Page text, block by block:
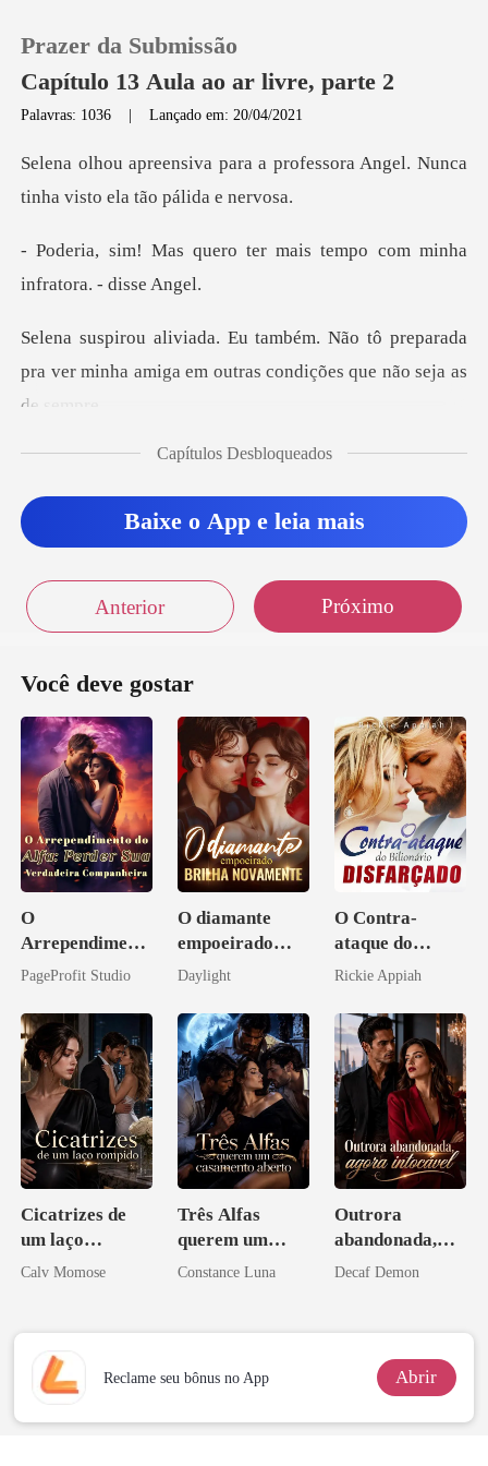
0
Histórico
Prazer da Submissão
Capítulo 13 Aula ao ar livre, parte 2
Palavras: 1036 |Lançado em: 20/04/2021
professora Angel. Nunca
tinha v
ter mais tempo com minha
tô preparada
pra ver minha amiga em out
nham tentado, m
Capítulos Desbloqueados
Baixe o App e leia mais
Anterior Próximo
Você deve gostar
O
Arrependiment
o do Alfa:
Verdadeira
Companheira
PageProfit Studio
O diamante
empoeirado
brilha
Daylight
O Contra-
ataque do
Bilionário
Rickie Appiah
Cicatrizes de
um laço
rompido
Calv Momose
Três Alfas
querem um
casamento
Constance Luna
Outrora
abandonada,
agora intocável
Decaf Demon
Reclame seu bônus no App Abrir